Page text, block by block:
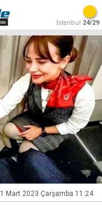
İstanbul 24/29
1 Mart 2023 Çarşamba 11:24